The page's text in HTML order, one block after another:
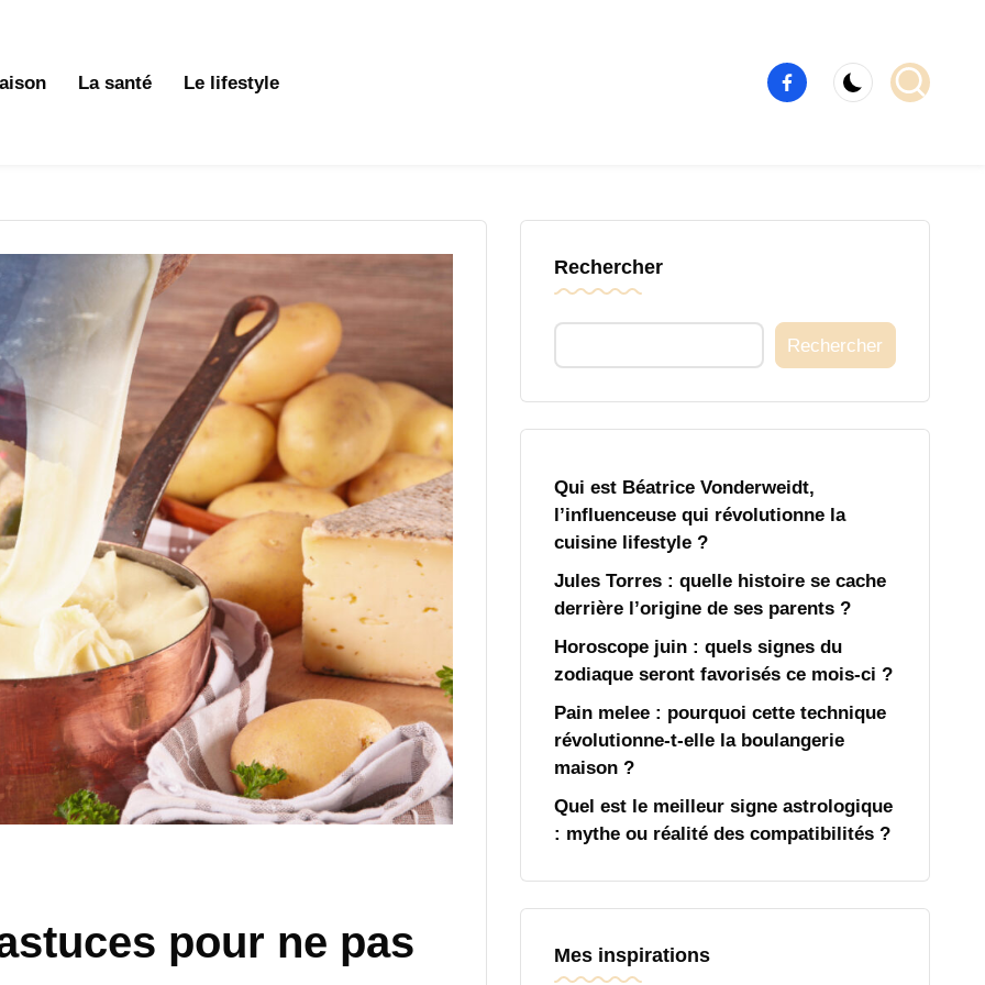
La santé Le lifestyle
Élément
de
pour ne pas
Rechercher
Rechercher
Qui est Béatrice Vonderweidt,
l’influenceuse qui révolutionne la
cuisine lifestyle ?
Jules Torres : quelle histoire se cache
derrière l’origine de ses parents ?
Horoscope juin : quels signes du
zodiaque seront favorisés ce mois-ci ?
Pain melee : pourquoi cette technique
révolutionne-t-elle la boulangerie
maison ?
Quel est le meilleur signe astrologique
: mythe ou réalité des compatibilités ?
Mes inspirations